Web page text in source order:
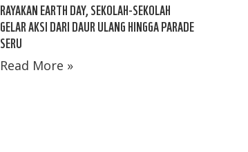
RAYAKAN EARTH DAY, SEKOLAH-SEKOLAH
GELAR AKSI DARI DAUR ULANG HINGGA PARADE
SERU
Read More »